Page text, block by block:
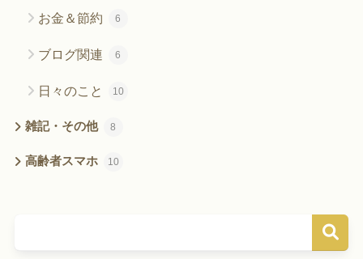
お金＆節約 6
ブログ関連 6
日々のこと 10
雑記・その他 8
高齢者スマホ 10